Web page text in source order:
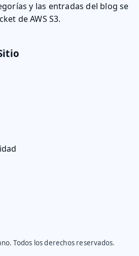
y las entradas del blog se
de AWS S3.
. Todos los derechos reservados.